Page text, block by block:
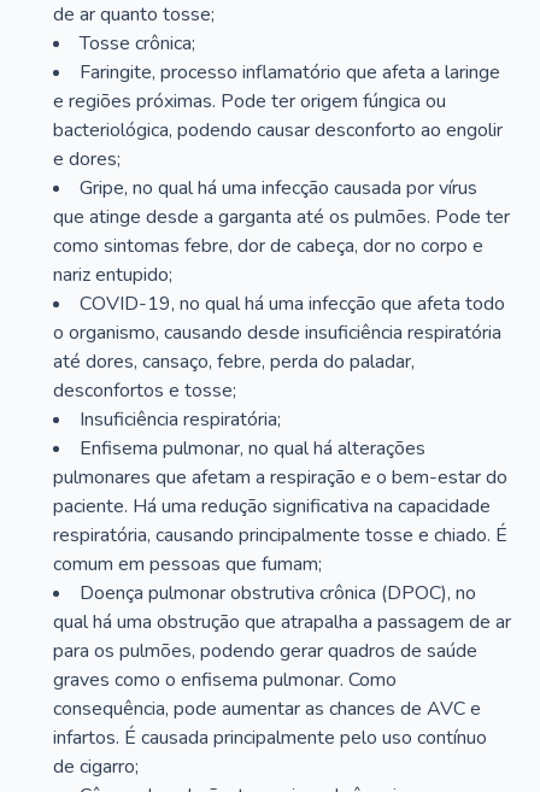
de ar quanto tosse;
Tosse crônica;
Faringite, processo inflamatório que afeta a laringe
e regiões próximas. Pode ter origem fúngica ou
bacteriológica, podendo causar desconforto ao engolir
e dores;
Gripe, no qual há uma infecção causada por vírus
que atinge desde a garganta até os pulmões. Pode ter
como sintomas febre, dor de cabeça, dor no corpo e
nariz entupido;
COVID-19, no qual há uma infecção que afeta todo
o organismo, causando desde insuficiência respiratória
até dores, cansaço, febre, perda do paladar,
desconfortos e tosse;
Insuficiência respiratória;
Enfisema pulmonar, no qual há alterações
pulmonares que afetam a respiração e o bem-estar do
paciente. Há uma redução significativa na capacidade
respiratória, causando principalmente tosse e chiado. É
comum em pessoas que fumam;
Doença pulmonar obstrutiva crônica (DPOC), no
qual há uma obstrução que atrapalha a passagem de ar
para os pulmões, podendo gerar quadros de saúde
graves como o enfisema pulmonar. Como
consequência, pode aumentar as chances de AVC e
infartos. É causada principalmente pelo uso contínuo
de cigarro;